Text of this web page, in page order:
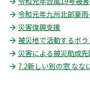
令和元年九州北部豪
災害復興支援
被災地で活動するボ
災害による被災助成
7.2新しい別の窓 なな